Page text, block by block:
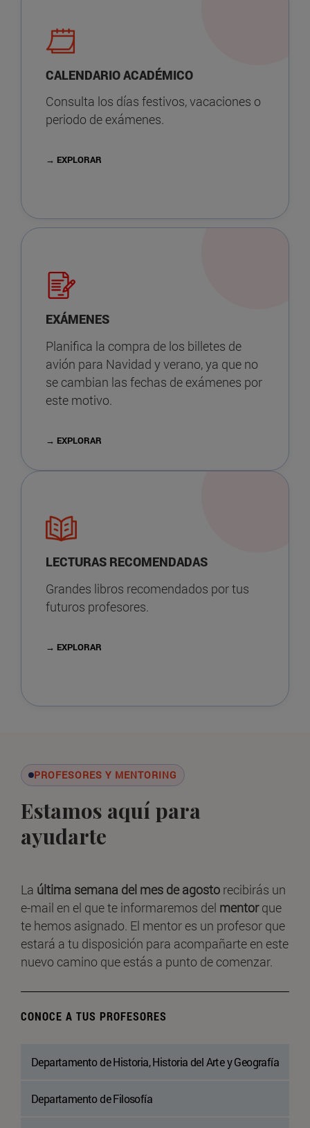
CALENDARIO ACADÉMICO
Consulta los días festivos, vacaciones o
periodo de exámenes.
→ EXPLORAR
EXÁMENES
Planifica la compra de los billetes de
avión para Navidad y verano, ya que no
se cambian las fechas de exámenes por
este motivo.
→ EXPLORAR
LECTURAS RECOMENDADAS
Grandes libros recomendados por tus
futuros profesores.
→ EXPLORAR
PROFESORES Y MENTORING
Estamos aquí para
ayudarte
La última semana del mes de agosto recibirás un
e-mail en el que te informaremos del mentorque
te hemos asignado. El mentor es un profesor que
estará a tu disposición para acompañarte en este
nuevo camino que estás a punto de comenzar.
CONOCE A TUS PROFESORES
Departamento de Historia, Historia del Arte y Geografía
Departamento de Filosofía